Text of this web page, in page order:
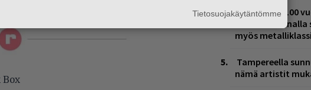
Box
Valtava Yle 100
Veikkaus
myös
Tampereella
nämä artistit
Tietosuojakäytäntömme